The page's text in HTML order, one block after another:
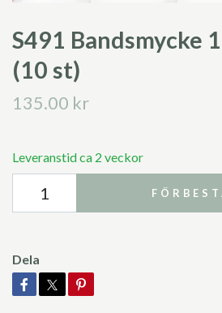
S491 Bandsmycke
(10 st)
135.00 kr
Leveranstid ca 2 veckor
Dela